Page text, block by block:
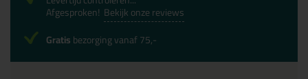
Afgesproken! Bekijk onze reviews
Gratisbezorging vanaf 75,-